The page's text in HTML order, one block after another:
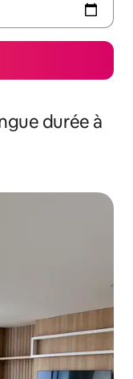
durée à